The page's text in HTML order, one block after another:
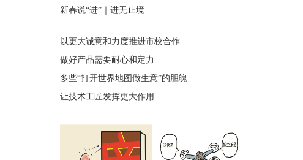
新春说“进”｜进无止境
以更大诚意和力度推进市校合作
做好产品需要耐心和定力
多些“打开世界地图做生意”的胆魄
让技术工匠发挥更大作用